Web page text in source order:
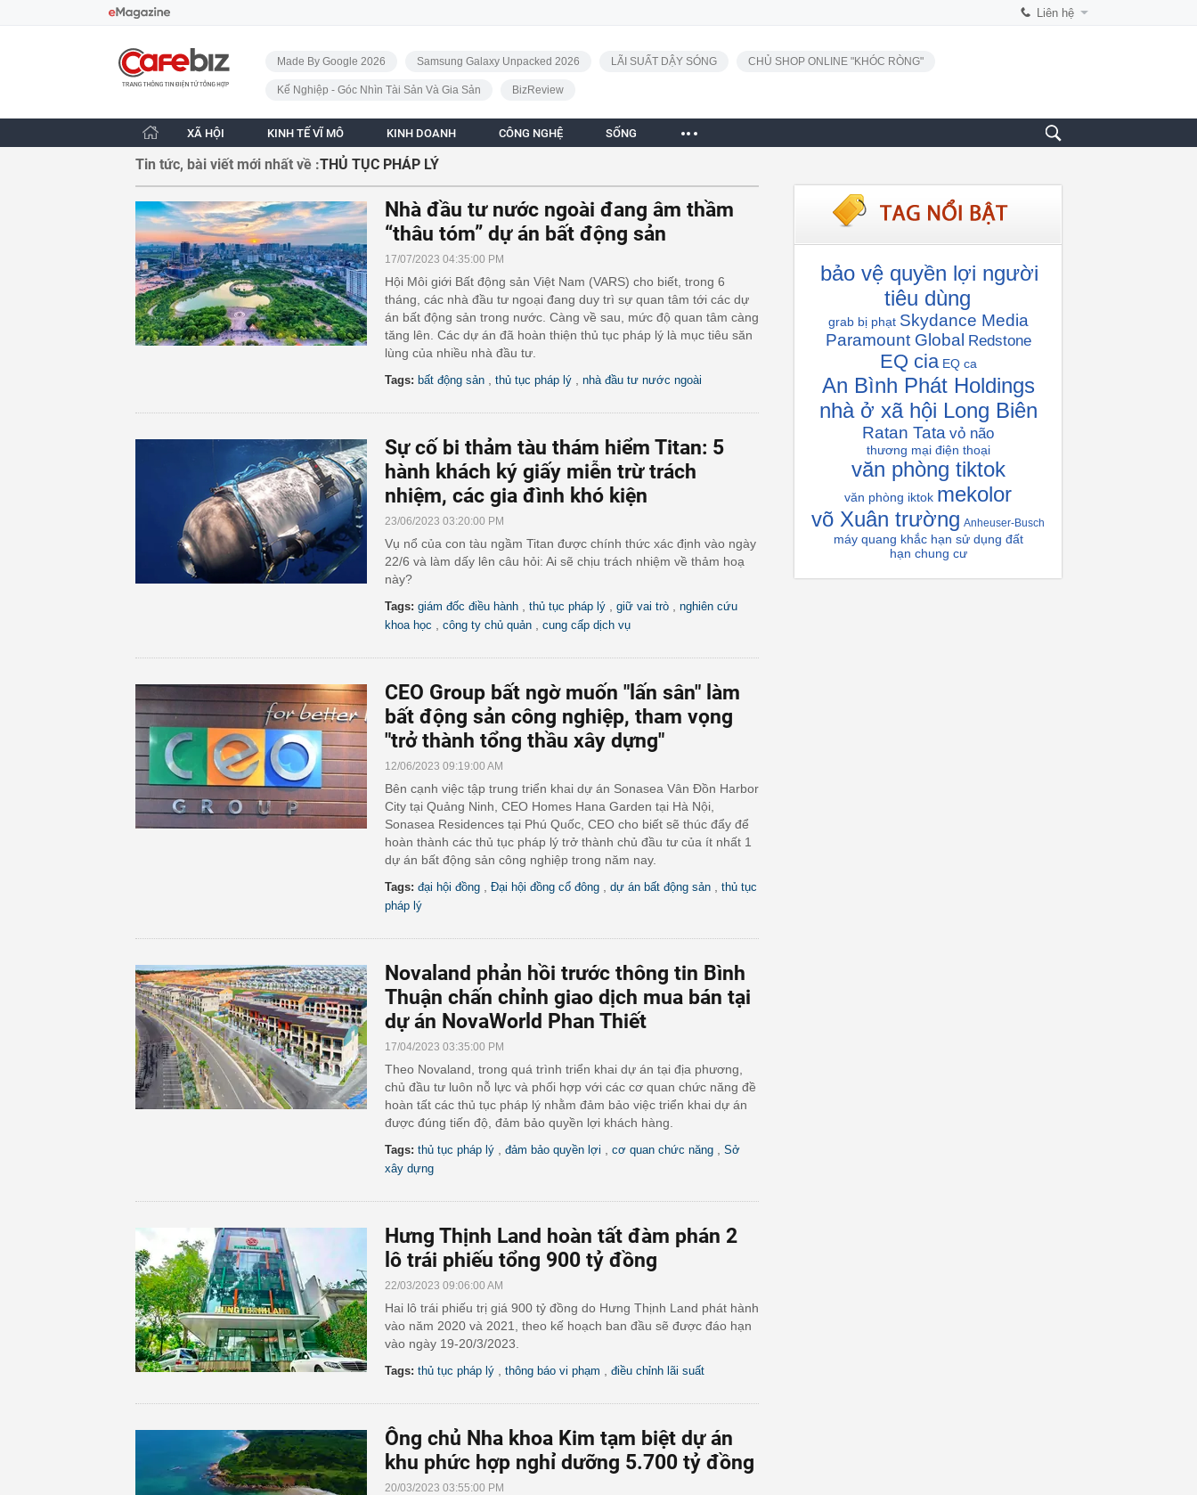
Liên hệ
CafeBiz - Trang chủ
Made By Google 2026
Samsung Galaxy Unpacked 2026 LÃI SUẤT DẬY SÓNG CHỦ SHOP ONLINE "KHÓC RÒNG"
Kế Nghiệp - Góc Nhìn Tài Sản Và Gia Sản BizReview
XÃ HỘI KINH TẾ VĨ MÔ KINH DOANH CÔNG NGHỆ SỐNG
Tin tức, bài viết mới nhất về :THỦ TỤC PHÁP LÝ
Nhà đầu tư nước ngoài đang âm thầm
“thâu tóm” dự án bất động sản
17/07/2023 04:35:00 PM
Hội Môi giới Bất động sản Việt Nam (VARS) cho biết, trong 6
tháng, các nhà đầu tư ngoại đang duy trì sự quan tâm tới các dự
án bất động sản trong nước. Càng về sau, mức độ quan tâm càng
tăng lên. Các dự án đã hoàn thiện thủ tục pháp lý là mục tiêu săn
lùng của nhiều nhà đầu tư.
Tags: bất động sản thủ tục pháp lý nhà đầu tư nước ngoài
Sự cố bi thảm tàu thám hiểm Titan: 5
hành khách ký giấy miễn trừ trách
nhiệm, các gia đình khó kiện
23/06/2023 03:20:00 PM
Vụ nổ của con tàu ngầm Titan được chính thức xác định vào ngày
22/6 và làm dấy lên câu hỏi: Ai sẽ chịu trách nhiệm về thảm hoạ
này?
Tags: giám đốc điều hành thủ tục pháp lý giữ vai trò
nghiên cứu
khoa học
công ty chủ quản cung cấp dịch vụ
CEO Group bất ngờ muốn "lấn sân" làm
bất động sản công nghiệp, tham vọng
"trở thành tổng thầu xây dựng"
12/06/2023 09:19:00 AM
Bên cạnh việc tập trung triển khai dự án Sonasea Vân Đồn Harbor
City tại Quảng Ninh, CEO Homes Hana Garden tại Hà Nội,
Sonasea Residences tại Phú Quốc, CEO cho biết sẽ thúc đẩy để
hoàn thành các thủ tục pháp lý trở thành chủ đầu tư của ít nhất 1
dự án bất động sản công nghiệp trong năm nay.
Tags: đại hội đồng Đại hội đồng cổ đông dự án bất động sản
thủ tục
pháp lý
Novaland phản hồi trước thông tin Bình
Thuận chấn chỉnh giao dịch mua bán tại
dự án NovaWorld Phan Thiết
17/04/2023 03:35:00 PM
Theo Novaland, trong quá trình triển khai dự án tại địa phương,
chủ đầu tư luôn nỗ lực và phối hợp với các cơ quan chức năng đề
hoàn tất các thủ tục pháp lý nhằm đảm bảo việc triển khai dự án
được đúng tiến độ, đảm bảo quyền lợi khách hàng.
Tags: thủ tục pháp lý đảm bảo quyền lợi cơ quan chức năng
Sở
xây dựng
Hưng Thịnh Land hoàn tất đàm phán 2
lô trái phiếu tổng 900 tỷ đồng
22/03/2023 09:06:00 AM
Hai lô trái phiếu trị giá 900 tỷ đồng do Hưng Thịnh Land phát hành
vào năm 2020 và 2021, theo kế hoạch ban đầu sẽ được đáo hạn
vào ngày 19-20/3/2023.
Tags: thủ tục pháp lý thông báo vi phạm điều chỉnh lãi suất
Ông chủ Nha khoa Kim tạm biệt dự án
khu phức hợp nghỉ dưỡng 5.700 tỷ đồng
20/03/2023 03:55:00 PM
bảo vệ quyền lợi người
tiêu dùng
grab bị phạt Skydance Media
Paramount Global Redstone
EQ cia EQ ca
An Bình Phát Holdings
nhà ở xã hội Long Biên
Ratan Tata vỏ não
thương mại điện thoại
văn phòng tiktok
văn phòng iktok mekolor
võ Xuân trường Anheuser-Busch
máy quang khắc hạn sử dụng đất
hạn chung cư